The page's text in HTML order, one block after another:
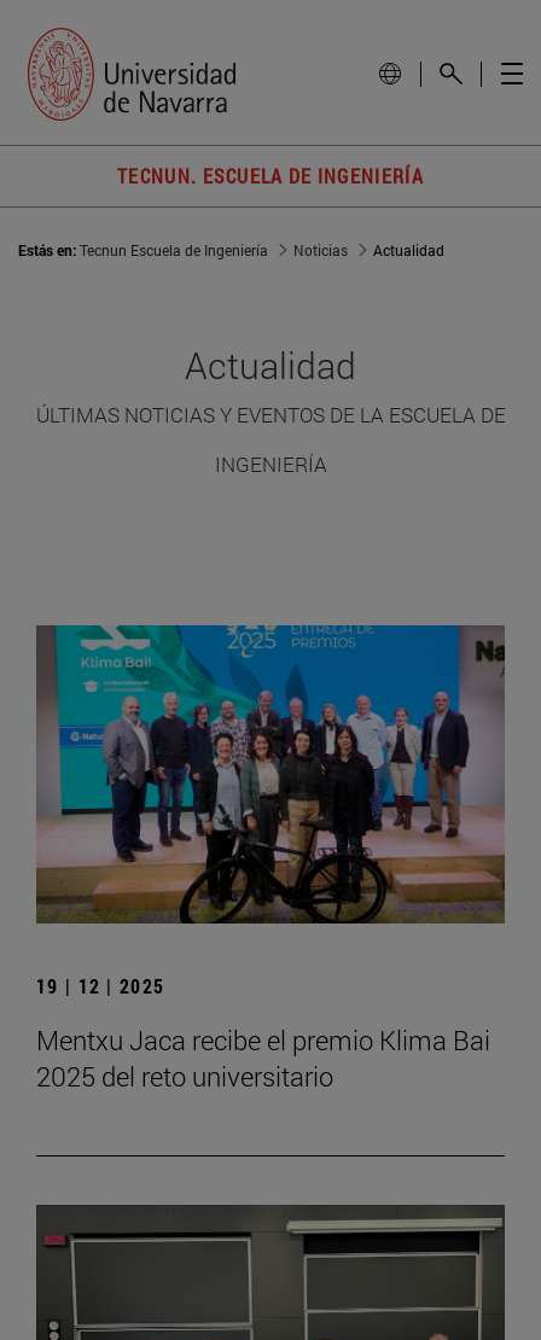
TECNUN. ESCUELA DE INGENIERÍA
Estás en:Tecnun Escuela de Ingeniería Noticias Actualidad
Actualidad
ÚLTIMAS NOTICIAS Y EVENTOS DE LA ESCUELA DE
INGENIERÍA
19 | 12 | 2025
Mentxu Jaca recibe el premio Klima Bai
2025 del reto universitario